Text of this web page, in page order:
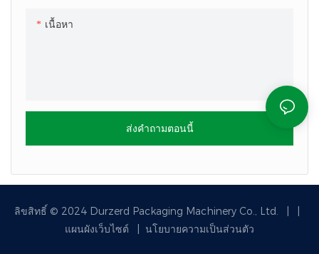
เนื้อหา
ส่งคำถามตอนนี้
ลิขสิทธิ์ © 2024 Durzerd Packaging Machinery Co., Ltd.
แผนผังเว็บไซต์
นโยบายความเป็นส่วนตัว